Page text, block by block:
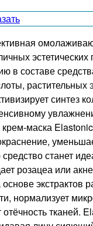
эстетических
в составе
растительных
синтез
маска Elastonic
станет
розацеа или
экстрактов
нормализует
тканей.